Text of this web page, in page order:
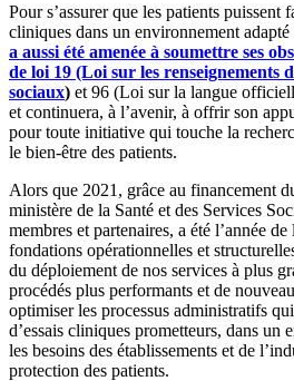
Pour s’assurer que les patients puissent
cliniques dans un environnement adapté
a aussi été amenée à soumettre ses
de loi 19 (Loi sur les renseignements
sociaux) et 96 (Loi sur la langue
et continuera, à l’avenir, à offrir son
pour toute initiative qui touche la
le bien-être des patients.
Alors que 2021, grâce au financement
ministère de la Santé et des Services
membres et partenaires, a été l’année
fondations opérationnelles et
du déploiement de nos services à plus
procédés plus performants et de
optimiser les processus administratifs
d’essais cliniques prometteurs, dans un
les besoins des établissements et de
protection des patients.